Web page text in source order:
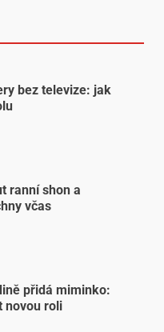
bez televize: jak
ranní shon a
včas
přidá miminko:
novou roli